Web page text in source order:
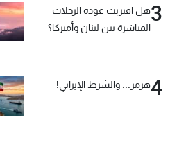
3هل اقتربت عودة الرحلات
المباشرة بين لبنان وأميركا؟
4هرمز... والشرط الإيراني!